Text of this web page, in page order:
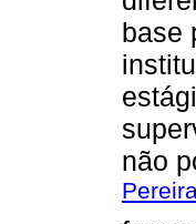
base
não